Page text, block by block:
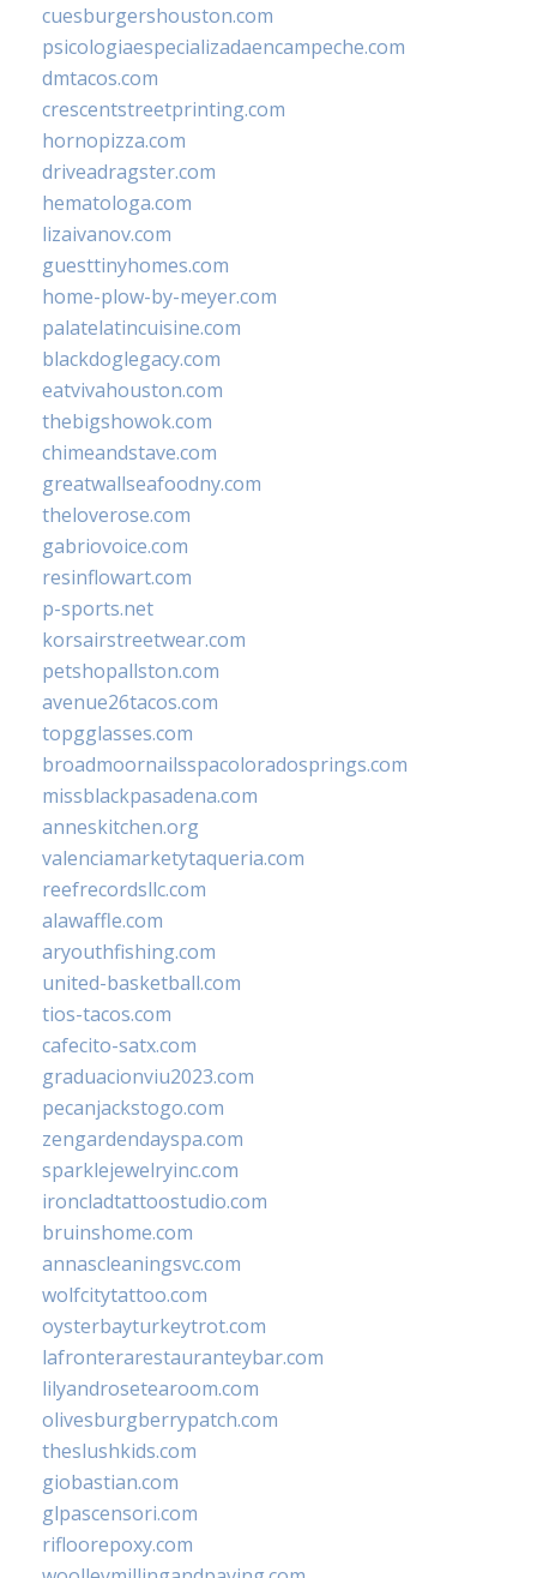
cuesburgershouston.com
psicologiaespecializadaencampeche.com
dmtacos.com
crescentstreetprinting.com
hornopizza.com
driveadragster.com
hematologa.com
lizaivanov.com
guesttinyhomes.com
home-plow-by-meyer.com
palatelatincuisine.com
blackdoglegacy.com
eatvivahouston.com
thebigshowok.com
chimeandstave.com
greatwallseafoodny.com
theloverose.com
gabriovoice.com
resinflowart.com
p-sports.net
korsairstreetwear.com
petshopallston.com
avenue26tacos.com
topgglasses.com
broadmoornailsspacoloradosprings.com
missblackpasadena.com
anneskitchen.org
valenciamarketytaqueria.com
reefrecordsllc.com
alawaffle.com
aryouthfishing.com
united-basketball.com
tios-tacos.com
cafecito-satx.com
graduacionviu2023.com
pecanjackstogo.com
zengardendayspa.com
sparklejewelryinc.com
ironcladtattoostudio.com
bruinshome.com
annascleaningsvc.com
wolfcitytattoo.com
oysterbayturkeytrot.com
lafronterarestauranteybar.com
lilyandrosetearoom.com
olivesburgberrypatch.com
theslushkids.com
giobastian.com
glpascensori.com
rifloorepoxy.com